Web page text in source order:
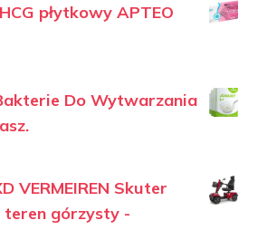
płytkowy APTEO
Do Wytwarzania
VERMEIREN Skuter
górzysty -